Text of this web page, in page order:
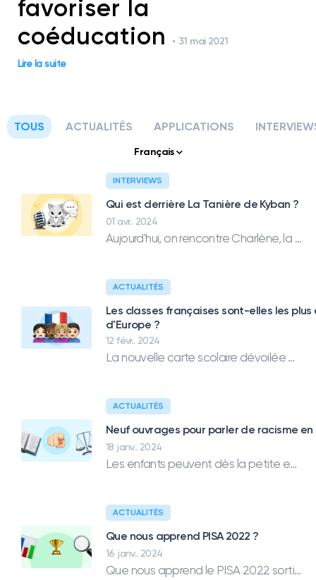
Créez votre livre photo
Klasswork
Demander un devis
Créer mon compte
favoriser la
coéducation
31 mai 2021
Lire la suite
TOUS ACTUALITÉS APPLICATIONS
Français
INTERVIEWS
Qui est derrière La Tanière de Kyban ?
01 avr.. 2024
Aujourd'hui, on rencontre Charlène, la professeur des écoles derrière le blog "La tanière de Kyban" destiné aux enseigants du premier degré.
ACTUALITÉS
Les classes françaises sont-elles les
d'Europe ?
12 févr.. 2024
La nouvelle carte scolaire dévoilée pour la rentrée 2024 prévoit des suppressions de postes dans le premier degré. Les effectifs des classes en France sont-ils plus légers qu'ailleurs ?
ACTUALITÉS
Neuf ouvrages pour parler de racisme en
18 janv.. 2024
Les enfants peuvent dès la petite enfance être exposé au racisme ou l'ostracisation. Ce n'est pas toujours facile de trouver les bons mots pour aborder ces sujets. Voici une sélection de neuf ouvrages jeunesse qui peuvent vous accompagner.
ACTUALITÉS
Que nous apprend PISA 2022 ?
16 janv.. 2024
Que nous apprend le PISA 2022 sorti le 5 décembre 2023 ? Quelles sont les points forts et les points faibles du système français ?